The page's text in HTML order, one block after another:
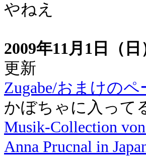
やねえ
2009年11月1日（日
更新
Zugabe/おまけのペ
かぼちゃに入って
Musik-Collection
Anna Prucnal in